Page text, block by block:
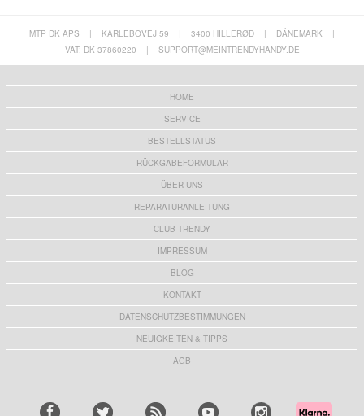
MTP DK APS | KARLEBOVEJ 59 | 3400 HILLERØD | DÄNEMARK
|
VAT: DK 37860220
| SUPPORT@MEINTRENDYHANDY.DE
HOME
SERVICE
BESTELLSTATUS
RÜCKGABEFORMULAR
ÜBER UNS
REPARATURANLEITUNG
CLUB TRENDY
IMPRESSUM
BLOG
KONTAKT
DATENSCHUTZBESTIMMUNGEN
NEUIGKEITEN & TIPPS
AGB